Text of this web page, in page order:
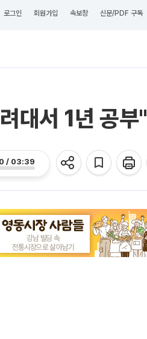
로그인 회원가입 속보창 신문/PDF 구독
대서 1년 공부"
/ 03:39